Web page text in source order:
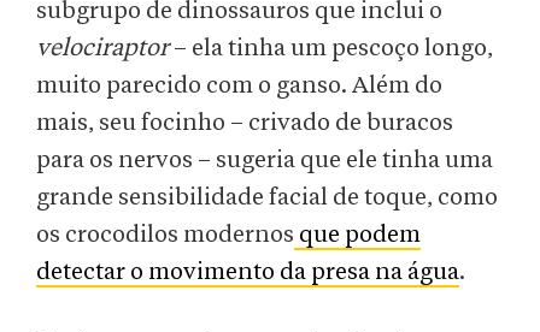
subgrupo de dinossauros que inclui o
velociraptor– ela tinha um pescoço longo,
muito parecido com o ganso. Além do
mais, seu focinho – crivado de buracos
para os nervos – sugeria que ele tinha uma
grande sensibilidade facial de toque, como
os crocodilos modernos que podem
detectar o movimento da presa na água.